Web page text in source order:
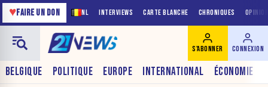
NL INTERVIEWS CARTE BLANCHE CHRONIQUES
♥FAIRE UN DON
BELGIQUE POLITIQUE EUROPE INTERNATIONAL ÉCONOMIE
S'ABONNER CONNEXION